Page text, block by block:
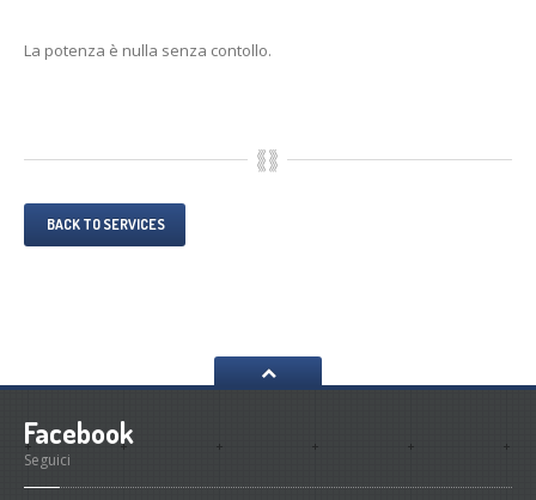
La potenza è nulla senza contollo.
BACK TO SERVICES
Facebook
Seguici